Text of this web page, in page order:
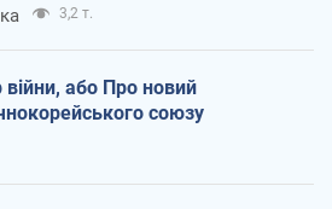
3,2 т.
або Про новий
союзу